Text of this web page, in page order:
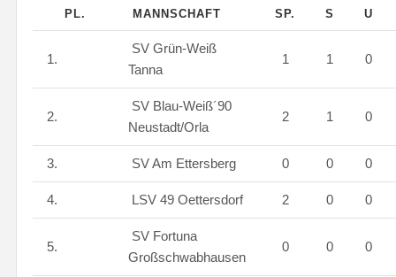
PL. MANNSCHAFT SP. S U
1.
SV Grün-Weiß
Tanna
1 1 0
2.
SV Blau-Weiß´90
Neustadt/Orla
2 1 0
3. SV Am Ettersberg 0 0 0
4. LSV 49 Oettersdorf 2 0 0
5.
SV Fortuna
Großschwabhausen
0 0 0